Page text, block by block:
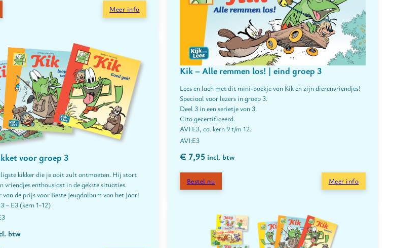
Meer info
voor groep 3
kikker die je ooit zult ontmoeten. Hij stort
vriendjes enthousiast in de gekste situaties.
de prijs voor Beste Jeugdalbum van het Jaar!
– E3 (kern 1-12)
btw
Kik – Alle remmen los! | eind groep 3
Lees en lach met dit mini-boekje van Kik en zijn dierenvriendjes!
Speciaal voor lezers in groep 3.
Deel 3 in een serietje van 3.
Cito gecertificeerd.
AVI E3, ca. kern 9 t/m 12.
E3
€ 7,95 incl. btw
Bestel nu Meer info